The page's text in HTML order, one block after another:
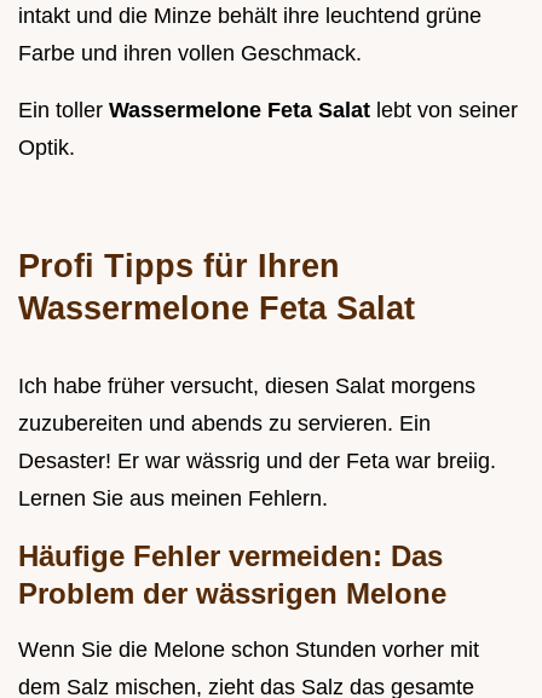
intakt und die Minze behält ihre leuchtend grüne
Farbe und ihren vollen Geschmack.
Ein toller Wassermelone Feta Salat lebt von seiner
Optik.
Profi Tipps für Ihren
Wassermelone Feta Salat
Ich habe früher versucht, diesen Salat morgens
zuzubereiten und abends zu servieren. Ein
Desaster! Er war wässrig und der Feta war breiig.
Lernen Sie aus meinen Fehlern.
Häufige Fehler vermeiden: Das
Problem der wässrigen Melone
Wenn Sie die Melone schon Stunden vorher mit
dem Salz mischen, zieht das Salz das gesamte